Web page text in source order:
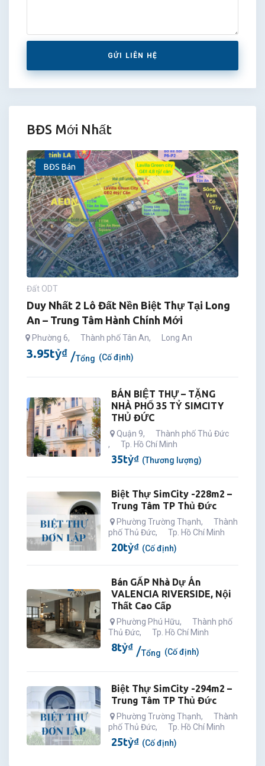
GỬI LIÊN HỆ
BĐS Mới Nhất
BĐS Bán
Đất ODT
Duy Nhất 2 Lô Đất Nền Biệt Thự Tại Long
An – Trung Tâm Hành Chính Mới
Phường 6, Thành phố Tân An, Long An
3.95tỷ₫ Tổng (Cố định)
BÁN BIỆT THỰ – TẶNG
NHÀ PHỐ 35 TỶ SIMCITY
THỦ ĐỨC
Quận 9,
Thành phố Thủ Đức
,
Tp. Hồ Chí Minh
35tỷ₫ (Thương lượng)
Biệt Thự SimCity -228m2 –
Trung Tâm TP Thủ Đức
Phường Trường Thạnh,
Thành
phố Thủ Đức, Tp. Hồ Chí Minh
20tỷ₫ (Cố định)
Bán GẤP Nhà Dự Án
VALENCIA RIVERSIDE, Nội
Thất Cao Cấp
Phường Phú Hữu,
Thành phố
Thủ Đức, Tp. Hồ Chí Minh
8tỷ₫ Tổng (Cố định)
Biệt Thự SimCity -294m2 –
Trung Tâm TP Thủ Đức
Phường Trường Thạnh,
Thành
phố Thủ Đức, Tp. Hồ Chí Minh
25tỷ₫ (Cố định)